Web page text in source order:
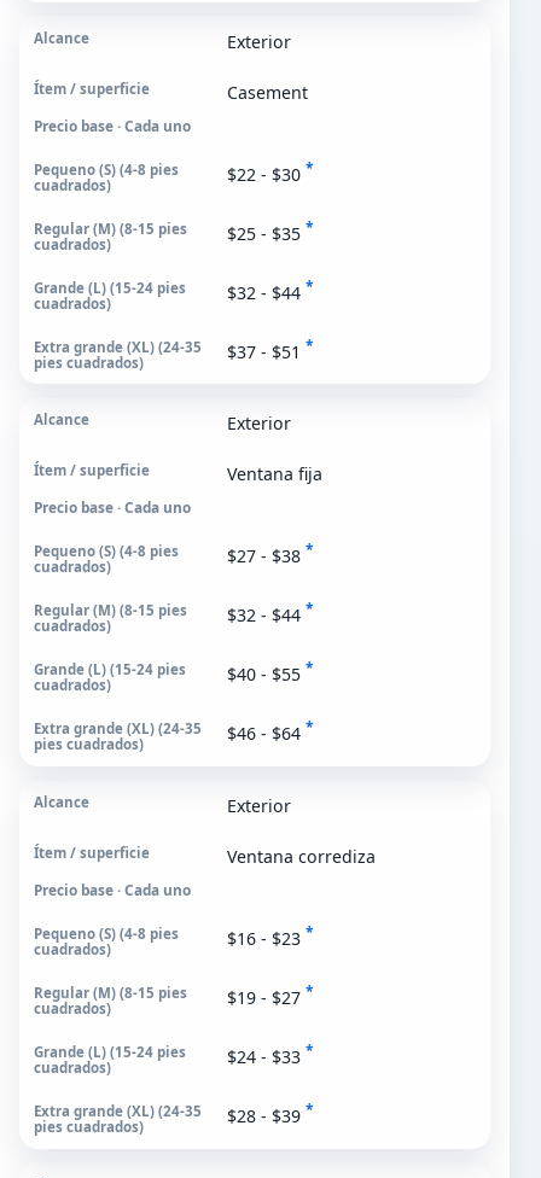
Exterior
Casement
Precio base · Cada uno
$22 - $30 *
$25 - $35 *
$32 - $44 *
$37 - $51 *
Exterior
Ventana fija
Precio base · Cada uno
$27 - $38 *
$32 - $44 *
$40 - $55 *
$46 - $64 *
Exterior
Ventana corrediza
Precio base · Cada uno
$16 - $23 *
$19 - $27 *
$24 - $33 *
$28 - $39 *